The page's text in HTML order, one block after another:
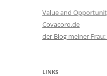
Value and
Covacoro.de
der Blog meiner
LINKS